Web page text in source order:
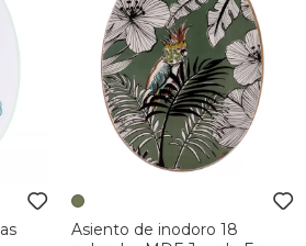
Asiento de inodoro 18